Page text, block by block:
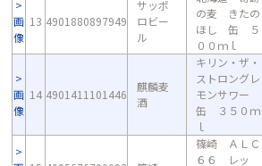
画
像
13 4901880897949
サッポ
ロビー
ル
の麦 きたの
ほし 缶 ５
００ｍｌ
画
像
14 4901411101446
麒麟麦
酒
キリン・ザ・
ストロングレ
モンサワー
缶 ３５０ｍ
ｌ
篠崎 ＡＬＣ
６６ レッ